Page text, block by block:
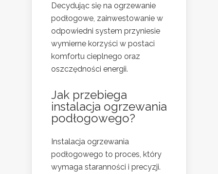
Decydując się na ogrzewanie
podłogowe, zainwestowanie w
odpowiedni system przyniesie
wymierne korzyści w postaci
komfortu cieplnego oraz
oszczędności energii.
Jak przebiega
instalacja ogrzewania
podłogowego?
Instalacja ogrzewania
podłogowego to proces, który
wymaga staranności i precyzji.